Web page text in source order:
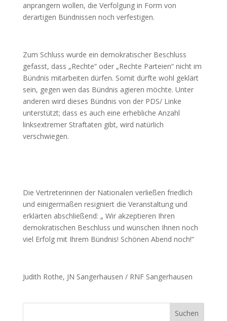
anprangern wollen, die Verfolgung in Form von
derartigen Bündnissen noch verfestigen.
Zum Schluss wurde ein demokratischer Beschluss
gefasst, dass „Rechte“ oder „Rechte Parteien“ nicht im
Bündnis mitarbeiten dürfen. Somit dürfte wohl geklärt
sein, gegen wen das Bündnis agieren möchte. Unter
anderen wird dieses Bündnis von der PDS/ Linke
unterstützt; dass es auch eine erhebliche Anzahl
linksextremer Straftaten gibt, wird natürlich
verschwiegen.
Die Vertreterinnen der Nationalen verließen friedlich
und einigermaßen resigniert die Veranstaltung und
erklärten abschließend: „ Wir akzeptieren Ihren
demokratischen Beschluss und wünschen Ihnen noch
viel Erfolg mit Ihrem Bündnis! Schönen Abend noch!“
Judith Rothe, JN Sangerhausen / RNF Sangerhausen